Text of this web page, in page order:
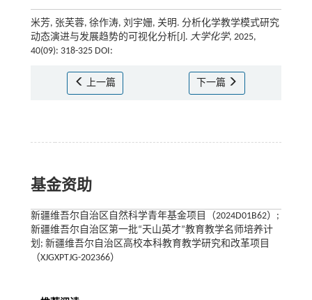
米芳, 张芙蓉, 徐作涛, 刘宇姗, 关明. 分析化学教学模式研究
动态演进与发展趋势的可视化分析[J]. 大学化学, 2025,
40(09): 318-325 DOI:
上一篇 下一篇
基金资助
新疆维吾尔自治区自然科学青年基金项目（2024D01B62）;
新疆维吾尔自治区第一批“天山英才”教育教学名师培养计
划; 新疆维吾尔自治区高校本科教育教学研究和改革项目
（XJGXPTJG-202366）